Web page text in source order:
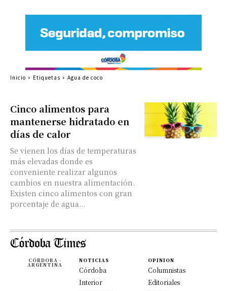
Cinco alimentos para
mantenerse hidratado en
días de calor
Se vienen los días de temperaturas
más elevadas donde es
conveniente realizar algunos
cambios en nuestra alimentación.
Existen cinco alimentos con gran
porcentaje de agua...
Inicio Etiquetas Agua de coco
CÓRDOBA -
ARGENTINA
NOTICIAS
Córdoba
Interior
OPINION
Columnistas
Editoriales